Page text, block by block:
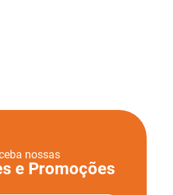
nossas
e Promoções